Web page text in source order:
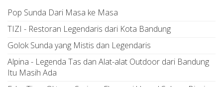
Pop Sunda Dari Masa ke Masa
TIZI - Restoran Legendaris dari Kota Bandung
Golok Sunda yang Mistis dan Legendaris
Alpina - Legenda Tas dan Alat-alat Outdoor dari Bandung
Itu Masih Ada